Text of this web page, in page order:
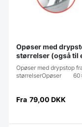
Opøser med
størrelser (også til
Opøser med drypstop
størrelserOpøser
Fra 79,00 DKK